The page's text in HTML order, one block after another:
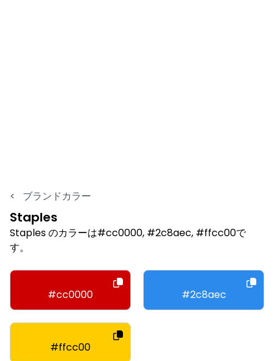
< ブランドカラー
Staples
Staples のカラーは#cc0000, #2c8aec, #ffcc00で
す。
#cc0000 #2c8aec
#ffcc00